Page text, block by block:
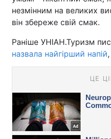
незмінним на великих
він збереже свій смак.
Раніше УНІАН.Туризм
назвала найгірший напій